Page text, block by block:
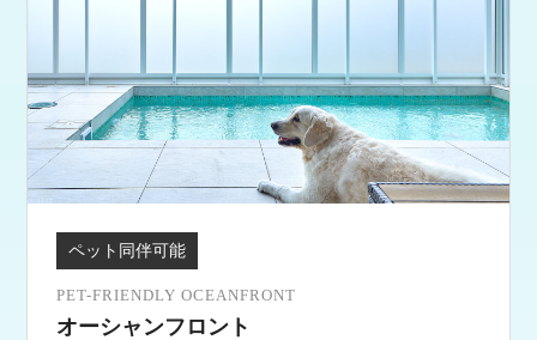
ペット同伴可能
PET-FRIENDLY OCEANFRONT
オーシャンフロント